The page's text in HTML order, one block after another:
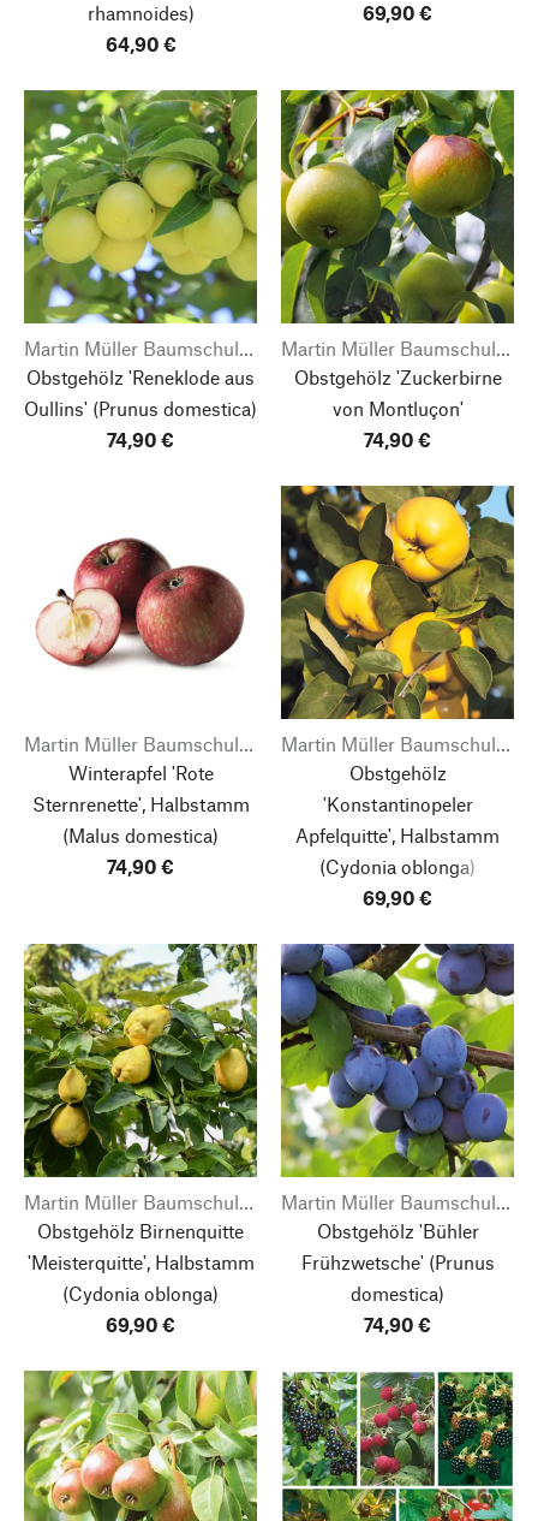
rhamnoides)
64,90 €
69,90 €
Martin Müller Baumschulen
Obstgehölz 'Reneklode aus
Oullins' (Prunus domestica)
74,90 €
Martin Müller Baumschulen
Obstgehölz 'Zuckerbirne
von Montluçon'
74,90 €
Martin Müller Baumschulen
Winterapfel 'Rote
Sternrenette', Halbstamm
(Malus domestica)
74,90 €
Martin Müller Baumschulen
Obstgehölz
'Konstantinopeler
Apfelquitte', Halbstamm
(Cydonia oblonga)
69,90 €
Martin Müller Baumschulen
Obstgehölz Birnenquitte
'Meisterquitte', Halbstamm
(Cydonia oblonga)
69,90 €
Martin Müller Baumschulen
Obstgehölz 'Bühler
Frühzwetsche'(Prunus
domestica)
74,90 €